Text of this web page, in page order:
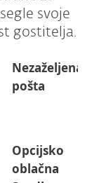
svoje
gostitelja.
Nezaželjena
pošta
Opcijsko
oblačna